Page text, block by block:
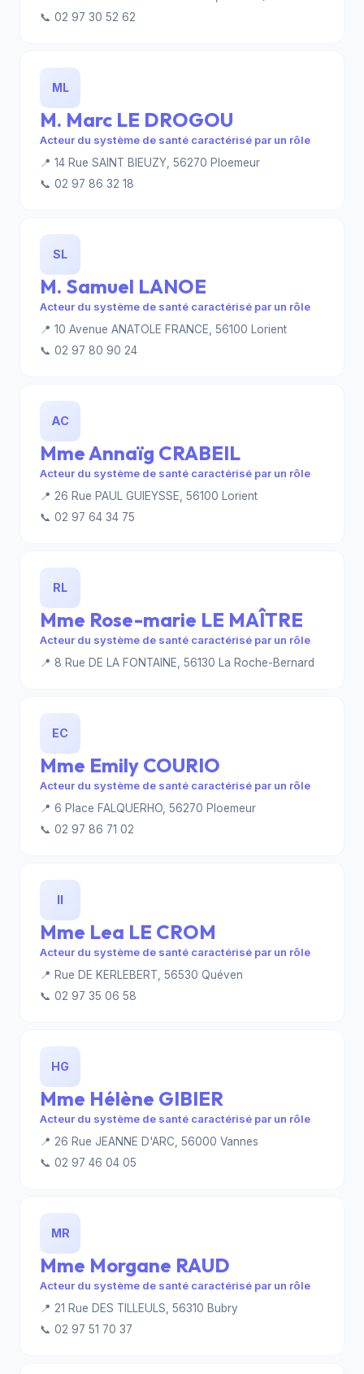
📞 02 97 30 52 62
ML
M. Marc LE DROGOU
Acteur du système de santé caractérisé par un rôle
📍 14 Rue SAINT BIEUZY, 56270 Ploemeur
📞 02 97 86 32 18
SL
M. Samuel LANOE
Acteur du système de santé caractérisé par un rôle
📍 10 Avenue ANATOLE FRANCE, 56100 Lorient
📞 02 97 80 90 24
AC
Mme Annaïg CRABEIL
Acteur du système de santé caractérisé par un rôle
📍 26 Rue PAUL GUIEYSSE, 56100 Lorient
📞 02 97 64 34 75
RL
Mme Rose-marie LE MAÎTRE
Acteur du système de santé caractérisé par un rôle
📍 8 Rue DE LA FONTAINE, 56130 La Roche-Bernard
EC
Mme Emily COURIO
Acteur du système de santé caractérisé par un rôle
📍 6 Place FALQUERHO, 56270 Ploemeur
📞 02 97 86 71 02
ll
Mme Lea LE CROM
Acteur du système de santé caractérisé par un rôle
📍 Rue DE KERLEBERT, 56530 Quéven
📞 02 97 35 06 58
HG
Mme Hélène GIBIER
Acteur du système de santé caractérisé par un rôle
📍 26 Rue JEANNE D'ARC, 56000 Vannes
📞 02 97 46 04 05
MR
Mme Morgane RAUD
Acteur du système de santé caractérisé par un rôle
📍 21 Rue DES TILLEULS, 56310 Bubry
📞 02 97 51 70 37